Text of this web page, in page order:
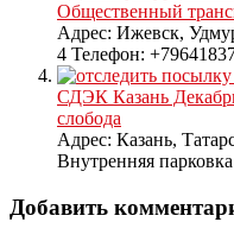
Общественный
Адрес: Ижевск,
4 Телефон:
СДЭК Казань
слобода
Адрес: Казань,
Внутренняя
Добавить